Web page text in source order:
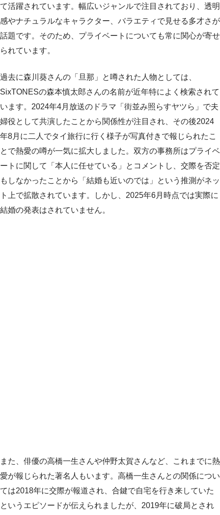
て活躍されています。幅広いジャンルで注目されており、透明
感やナチュラルなキャラクター、バラエティで見せる多才さが
話題です。そのため、プライベートについても常に関心が寄せ
られています。
過去に森川葵さんの「旦那」と噂された人物としては、
SixTONESの森本慎太郎さんの名前が近年特によく検索されて
います。2024年4月放送のドラマ「街並み照らすヤツら」で夫
婦役として共演したことから関係性が注目され、その後2024
年8月に二人でタイ旅行に行く様子が写真付きで報じられたこ
とで熱愛の噂が一気に拡大しました。双方の事務所はプライベ
ートに関して「本人に任せている」とコメントし、交際を否定
もしなかったことから「結婚も近いのでは」という推測がネッ
ト上で拡散されています。しかし、2025年6月時点では実際に
結婚の発表はされていません。
また、俳優の高橋一生さんや仲野太賀さんなど、これまでに熱
愛が報じられた著名人もいます。高橋一生さんとの関係につい
ては2018年に交際が報道され、合鍵で自宅を行き来していた
というエピソードが伝えられましたが、2019年に破局とされ